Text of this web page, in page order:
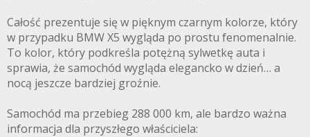
Całość prezentuje się w pięknym czarnym kolorze, który
w przypadku BMW X5 wygląda po prostu fenomenalnie.
To kolor, który podkreśla potężną sylwetkę auta i
sprawia, że samochód wygląda elegancko w dzień… a
nocą jeszcze bardziej groźnie.
Samochód ma przebieg 288 000 km, ale bardzo ważna
informacja dla przyszłego właściciela: